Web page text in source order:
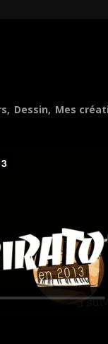
, Dessin, Mes